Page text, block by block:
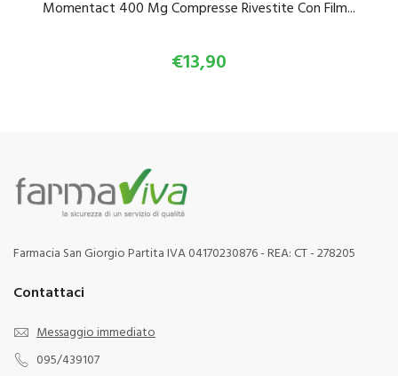
Momentact 400 Mg Compresse Rivestite Con Film...
€13,90
Farmacia San Giorgio Partita IVA 04170230876 - REA: CT - 278205
Contattaci
Messaggio immediato
095/439107